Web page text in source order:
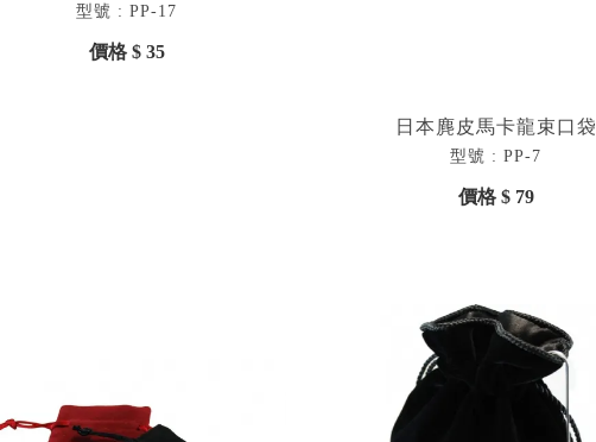
型號 : PP-17
價格 $ 35
日本麂皮馬卡龍束口袋
型號 : PP-7
價格 $ 79